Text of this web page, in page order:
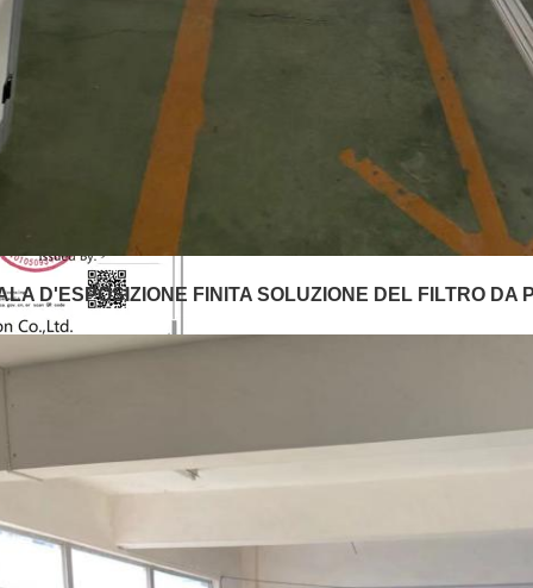
D'ESPOSIZIONE FINITA SOLUZIONE DEL FILTRO DA